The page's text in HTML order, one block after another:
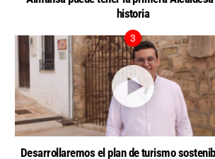
historia
Desarrollaremos el plan de turismo